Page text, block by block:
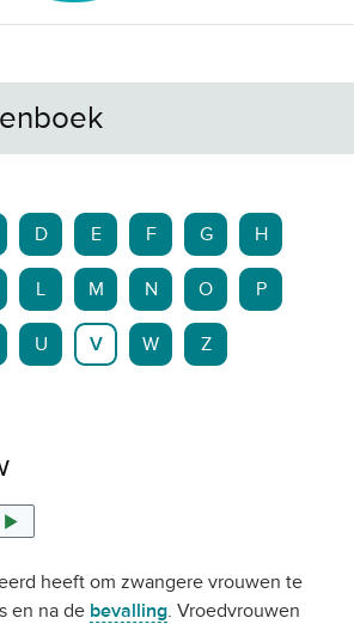
D E F G H
L M N O P
U V W Z
heeft om zwangere vrouwen te
en na de bevalling. Vroedvrouwen